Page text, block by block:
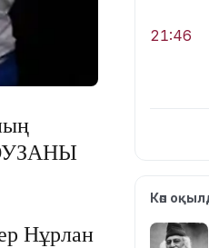
Нұрлан
21:46
19:46
Көп